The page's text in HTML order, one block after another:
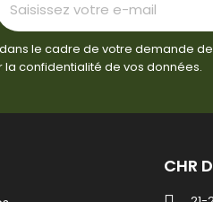
le cadre de votre demande
confidentialité de vos données.
CHR